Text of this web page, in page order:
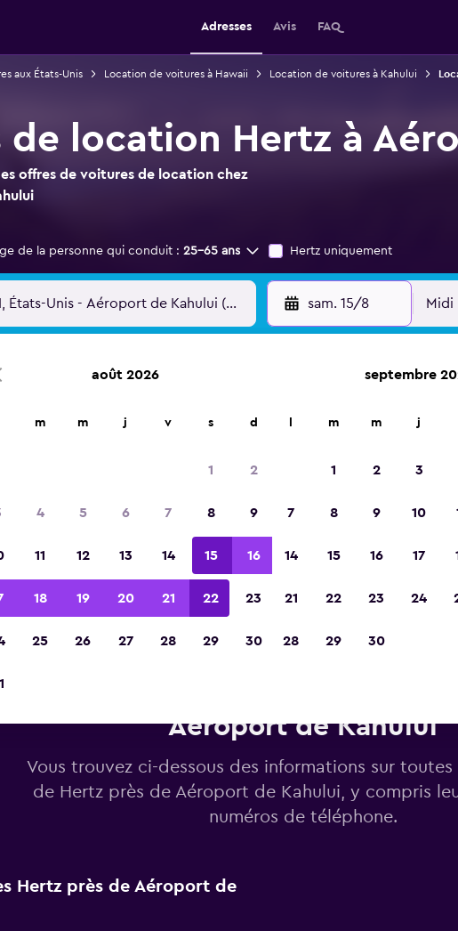
Adresses Avis FAQ
aux États-Unis Location de voitures à Hawaii Location de voitures à Kahului
de location Hertz à
offres de voitures de location chez
de la personne qui conduit : 25-65 ans Hertz uniquement
sam. 15/8 Midi
2023
Aéroport de Kahului
Vous trouvez ci-dessous des informations sur toutes
de Hertz près de Aéroport de Kahului, y compris
numéros de téléphone.
Hertz près de Aéroport de
août 2026
m m j v s d
1 2
4 5 6 7 8 9
11 12 13 14 15 16
18 19 20 21 22 23
25 26 27 28 29 30
septembre
m m j
1 2 3
7 8 9 10
14 15 16 17
21 22 23 24
28 29 30